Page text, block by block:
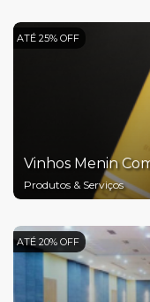
ATÉ 25% OFF
Vinhos Menin
Produtos & Serviços
ATÉ 20% OFF